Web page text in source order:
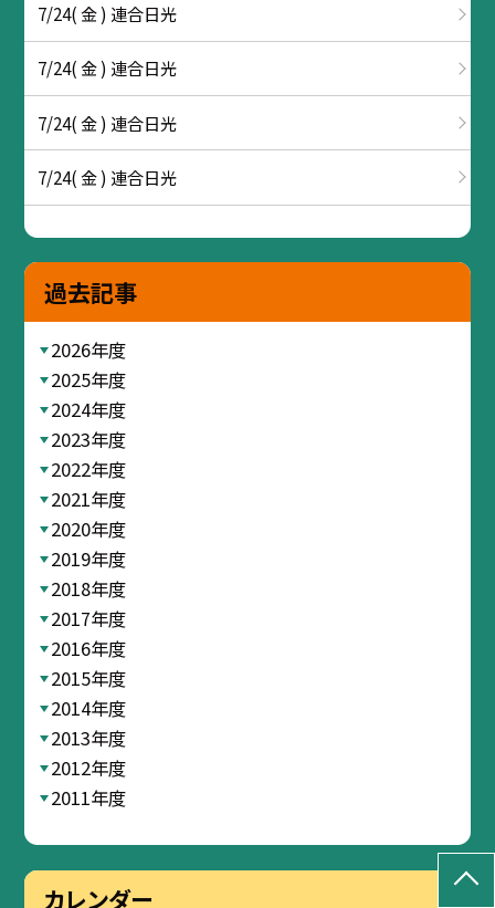
7/24( 金 ) 連合日光
7/24( 金 ) 連合日光
7/24( 金 ) 連合日光
7/24( 金 ) 連合日光
過去記事
2026年度
2025年度
2024年度
2023年度
2022年度
2021年度
2020年度
2019年度
2018年度
2017年度
2016年度
2015年度
2014年度
2013年度
2012年度
2011年度
カレンダー